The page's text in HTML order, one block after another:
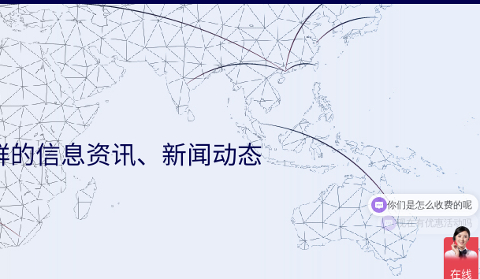
信息资讯、新闻动态
你们是怎么收费的呢
现在有优惠活动吗